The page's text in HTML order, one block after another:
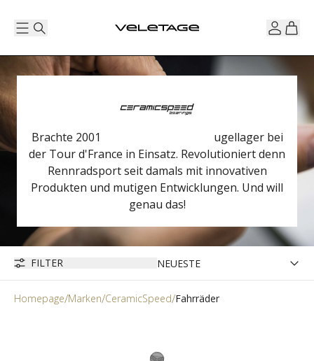
Brachte 2001 die ersten Keramik-Kugellager bei
der Tour d'France in Einsatz. Revolutioniert denn
Rennradsport seit damals mit innovativen
Produkten und mutigen Entwicklungen. Und will
genau das!
FILTER
Homepage Marken CeramicSpeed Fahrräder